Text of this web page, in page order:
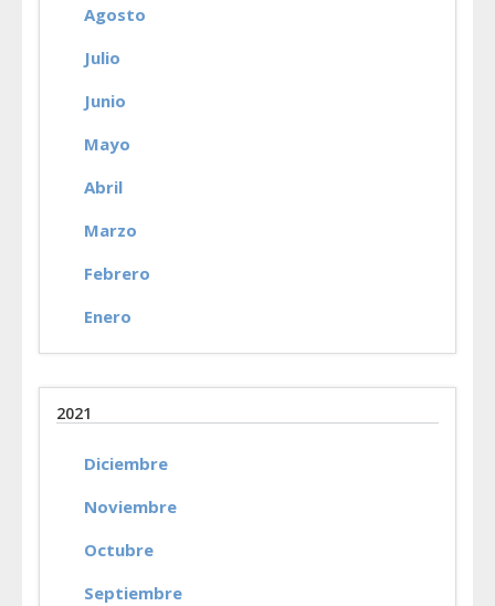
Agosto
Julio
Junio
Mayo
Abril
Marzo
Febrero
Enero
2021
Diciembre
Noviembre
Octubre
Septiembre